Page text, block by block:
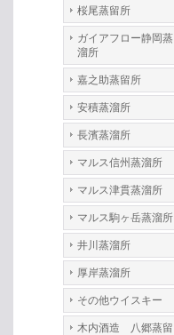
桜尾蒸留所
ガイアフロー静岡蒸
溜所
嘉之助蒸留所
安積蒸溜所
長濱蒸溜所
マルス信州蒸溜所
マルス津貫蒸溜所
マルス駒ヶ岳蒸溜所
井川蒸溜所
厚岸蒸溜所
その他ウイスキー
木内酒造 八郷蒸留